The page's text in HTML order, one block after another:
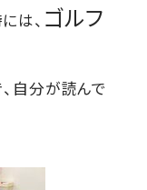
は、 ゴルフ
自分が読んで